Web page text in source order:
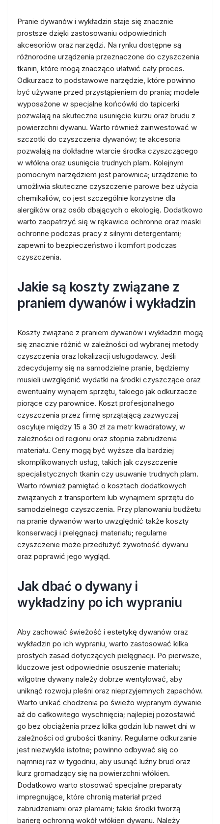
Pranie dywanów i wykładzin staje się znacznie
prostsze dzięki zastosowaniu odpowiednich
akcesoriów oraz narzędzi. Na rynku dostępne są
różnorodne urządzenia przeznaczone do czyszczenia
tkanin, które mogą znacząco ułatwić cały proces.
Odkurzacz to podstawowe narzędzie, które powinno
być używane przed przystąpieniem do prania; modele
wyposażone w specjalne końcówki do tapicerki
pozwalają na skuteczne usunięcie kurzu oraz brudu z
powierzchni dywanu. Warto również zainwestować w
szczotki do czyszczenia dywanów; te akcesoria
pozwalają na dokładne wtarcie środka czyszczącego
w włókna oraz usunięcie trudnych plam. Kolejnym
pomocnym narzędziem jest parownica; urządzenie to
umożliwia skuteczne czyszczenie parowe bez użycia
chemikaliów, co jest szczególnie korzystne dla
alergików oraz osób dbających o ekologię. Dodatkowo
warto zaopatrzyć się w rękawice ochronne oraz maski
ochronne podczas pracy z silnymi detergentami;
zapewni to bezpieczeństwo i komfort podczas
czyszczenia.
Jakie są koszty związane z
praniem dywanów i wykładzin
Koszty związane z praniem dywanów i wykładzin mogą
się znacznie różnić w zależności od wybranej metody
czyszczenia oraz lokalizacji usługodawcy. Jeśli
zdecydujemy się na samodzielne pranie, będziemy
musieli uwzględnić wydatki na środki czyszczące oraz
ewentualny wynajem sprzętu, takiego jak odkurzacze
piorące czy parownice. Koszt profesjonalnego
czyszczenia przez firmę sprzątającą zazwyczaj
oscyluje między 15 a 30 zł za metr kwadratowy, w
zależności od regionu oraz stopnia zabrudzenia
materiału. Ceny mogą być wyższe dla bardziej
skomplikowanych usług, takich jak czyszczenie
specjalistycznych tkanin czy usuwanie trudnych plam.
Warto również pamiętać o kosztach dodatkowych
związanych z transportem lub wynajmem sprzętu do
samodzielnego czyszczenia. Przy planowaniu budżetu
na pranie dywanów warto uwzględnić także koszty
konserwacji i pielęgnacji materiału; regularne
czyszczenie może przedłużyć żywotność dywanu
oraz poprawić jego wygląd.
Jak dbać o dywany i
wykładziny po ich wypraniu
Aby zachować świeżość i estetykę dywanów oraz
wykładzin po ich wypraniu, warto zastosować kilka
prostych zasad dotyczących pielęgnacji. Po pierwsze,
kluczowe jest odpowiednie osuszenie materiału;
wilgotne dywany należy dobrze wentylować, aby
uniknąć rozwoju pleśni oraz nieprzyjemnych zapachów.
Warto unikać chodzenia po świeżo wypranym dywanie
aż do całkowitego wyschnięcia; najlepiej pozostawić
go bez obciążenia przez kilka godzin lub nawet dni w
zależności od grubości tkaniny. Regularne odkurzanie
jest niezwykle istotne; powinno odbywać się co
najmniej raz w tygodniu, aby usunąć luźny brud oraz
kurz gromadzący się na powierzchni włókien.
Dodatkowo warto stosować specjalne preparaty
impregnujące, które chronią materiał przed
zabrudzeniami oraz plamami; takie środki tworzą
barierę ochronną wokół włókien dywanu. Należy